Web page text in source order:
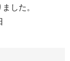
した。